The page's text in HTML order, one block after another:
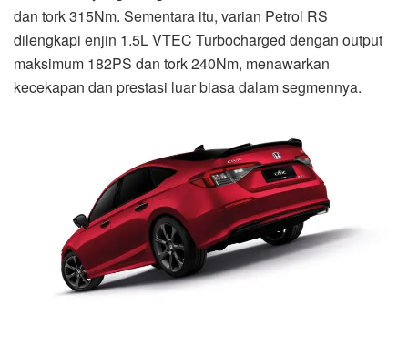
dan tork 315Nm. Sementara itu, varian Petrol RS
dilengkapi enjin 1.5L VTEC Turbocharged dengan output
maksimum 182PS dan tork 240Nm, menawarkan
kecekapan dan prestasi luar biasa dalam segmennya.